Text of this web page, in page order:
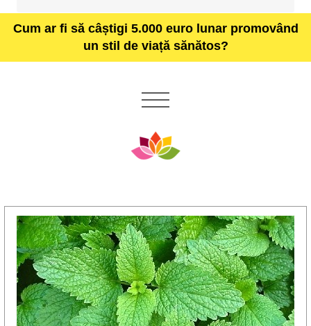
Cum ar fi să câștigi 5.000 euro lunar promovând
un stil de viață sănătos?